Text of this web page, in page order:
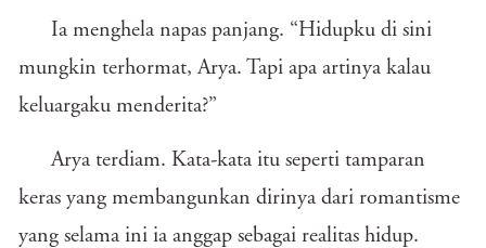
Ia menghela napas panjang. “Hidupku di sini
mungkin terhormat, Arya. Tapi apa artinya kalau
keluargaku menderita?”
Arya terdiam. Kata-kata itu seperti tamparan
keras yang membangunkan dirinya dari romantisme
yang selama ini ia anggap sebagai realitas hidup.